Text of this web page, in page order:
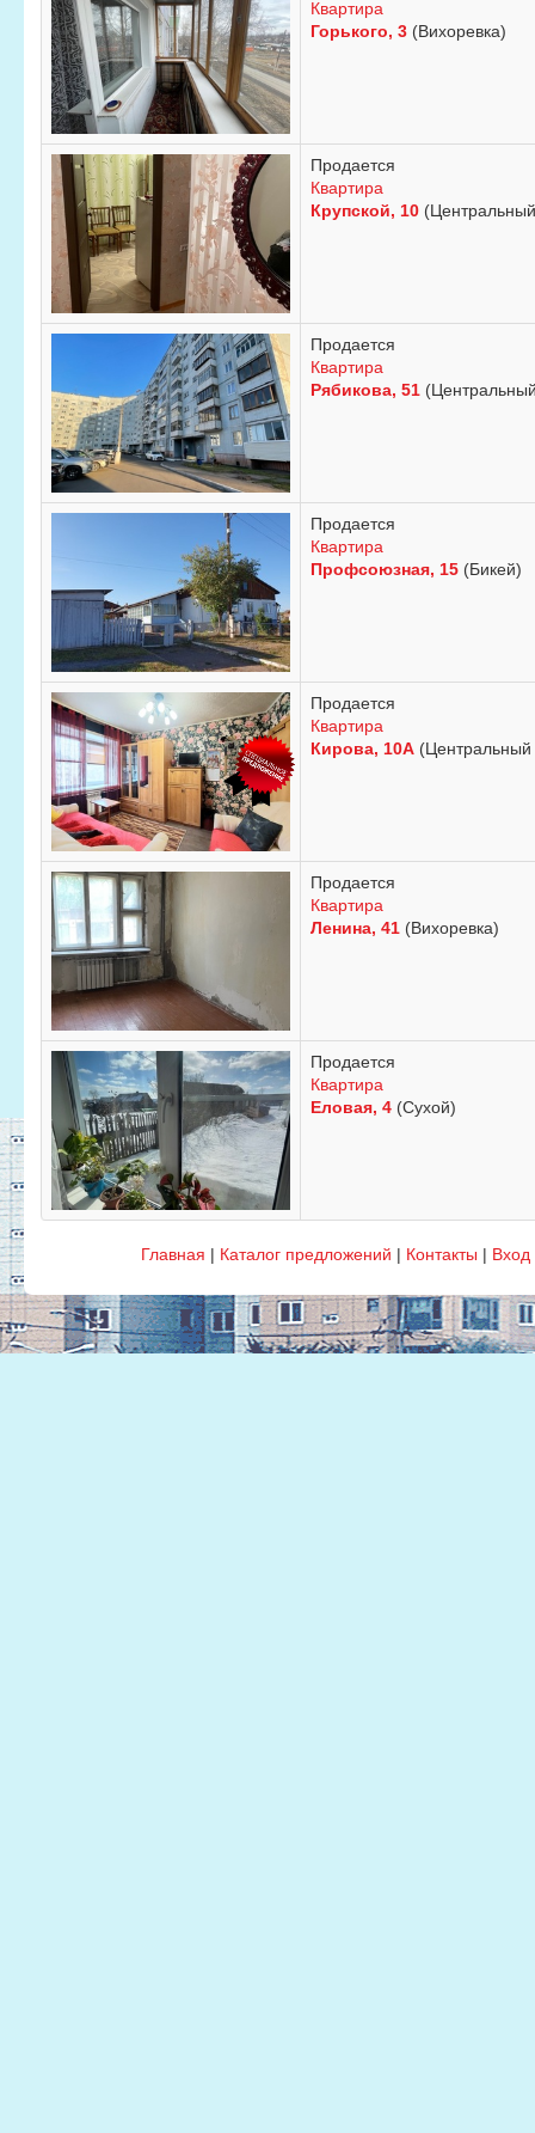
Квартира
Горького, 3 (Вихоревка)
Продается
Квартира
Крупской, 10
Продается
Квартира
Рябикова, 51
Продается
Квартира
Профсоюзная, 15 (Бикей)
Продается
Квартира
Кирова, 10А (Центральный
Продается
Квартира
Ленина, 41 (Вихоревка)
Продается
Квартира
Еловая, 4 (Сухой)
Главная | Каталог предложений | Контакты | Вход